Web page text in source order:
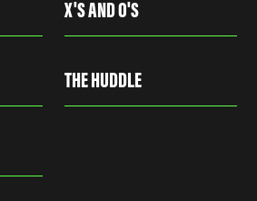
X'S AND O'S
THE HUDDLE